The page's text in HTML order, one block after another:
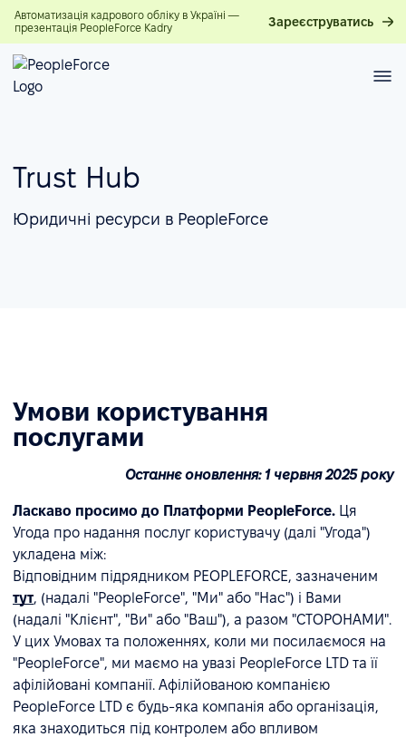
Автоматизація кадрового обліку в Україні —
презентація PeopleForce Kadry
Зареєструватись
Trust Hub
Юридичні ресурси в PeopleForce
Умови користування
послугами
Останнє оновлення: 1 червня 2025 року
Ласкаво просимо до Платформи PeopleForce. Ця
Угода про надання послуг користувачу (далі "Угода")
укладена між:
Відповідним підрядником PEOPLEFORCE, зазначеним
тут, (надалі "PeopleForce", "Ми" або "Нас") і Вами
(надалі "Клієнт", "Ви" або "Ваш"), а разом "СТОРОНАМИ".
У цих Умовах та положеннях, коли ми посилаємося на
"PeopleForce", ми маємо на увазі PeopleForce LTD та її
афілійовані компанії. Афілійованою компанією
PeopleForce LTD є будь-яка компанія або організація,
яка знаходиться під контролем або впливом